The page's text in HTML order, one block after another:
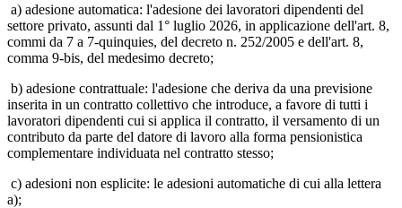
a) adesione automatica: l'adesione dei lavoratori dipendenti del
settore privato, assunti dal 1° luglio 2026, in applicazione dell'art. 8,
commi da 7 a 7-quinquies, del decreto n. 252/2005 e dell'art. 8,
comma 9-bis, del medesimo decreto;
b) adesione contrattuale: l'adesione che deriva da una previsione
inserita in un contratto collettivo che introduce, a favore di tutti i
lavoratori dipendenti cui si applica il contratto, il versamento di un
contributo da parte del datore di lavoro alla forma pensionistica
complementare individuata nel contratto stesso;
c) adesioni non esplicite: le adesioni automatiche di cui alla lettera
a);